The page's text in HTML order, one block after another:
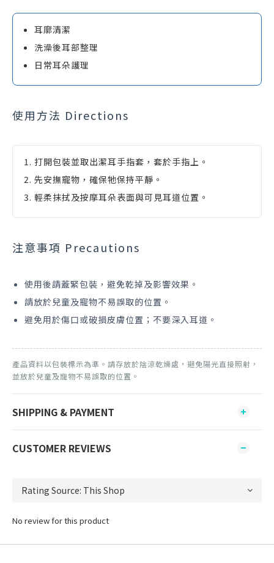
耳廓清潔
洗澡後耳部整理
日常耳朵護理
使用方法 Directions
打開包裝並取出潔耳手指套，套於手指上。
先安撫寵物，確保牠保持平靜。
輕柔抹拭及按摩耳朵表面與可見耳道位置。
注意事項 Precautions
使用後請蓋緊包裝，避免乾掉及影響效果。
請放於兒童及寵物不易誤取的位置。
避免用於傷口或破損皮膚位置；不要深入耳道。
產品資料以包裝標示為準。請存放於陰涼乾燥處，避免陽光直接照射，
並放於兒童及寵物不易誤取的位置。
SHIPPING & PAYMENT
CUSTOMER REVIEWS
No review for this product